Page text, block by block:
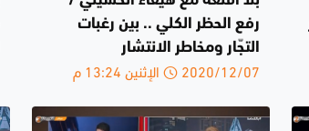
رفع الحظر الكلي .. بين رغبات
التجّار ومخاطر الانتشار
2020/12/07 الإثنين 13:24 م